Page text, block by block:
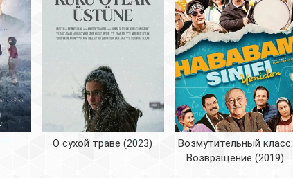
О сухой траве (2023)
Возмутительный класс:
Возвращение (2019)